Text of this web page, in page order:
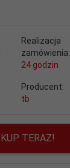
Realizacja
zamówienia:
24 godzin
Producent:
tb
KUP TERAZ!